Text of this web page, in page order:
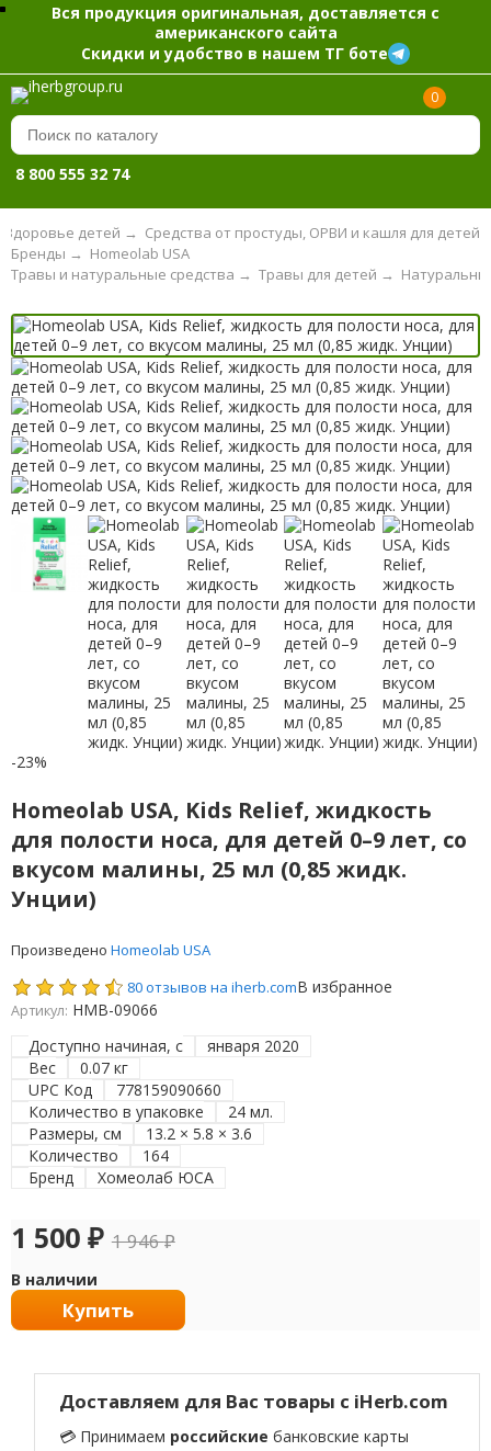
Вся продукция оригинальная, доставляется с
американского сайта
Скидки и удобство в нашем ТГ боте
0
8 800 555 32 74
Здоровье детей → Средства от простуды, ОРВИ и кашля для детей
Homeolab USA
Бренды →
Травы для детей →
Травы и натуральные средства →
-23%
Homeolab USA, Kids Relief, жидкость
для полости носа, для детей 0–9 лет, со
вкусом малины, 25 мл (0,85 жидк.
Унции)
Произведено Homeolab USA
80 отзывов на iherb.comВ избранное
Артикул: HMB-09066
Доступно начиная, с
января 2020
Вес
0.07 кг
UPC Код
778159090660
Количество в упаковке
24 мл.
Размеры, см
13.2 × 5.8 × 3.6
Количество
164
Бренд
Хомеолаб ЮСА
1 500 ₽ 1 946₽
В наличии
Купить
Доставляем для Вас товары с iHerb.com
💳 Принимаем российские банковские карты